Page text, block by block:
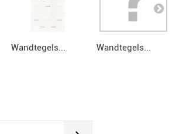
Wandtegels... Wandtegels...